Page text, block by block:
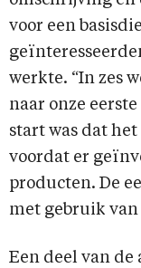
voor een
werkte. “In zes
naar onze
start was dat
voordat er
producten. De
met gebruik van
Een deel van